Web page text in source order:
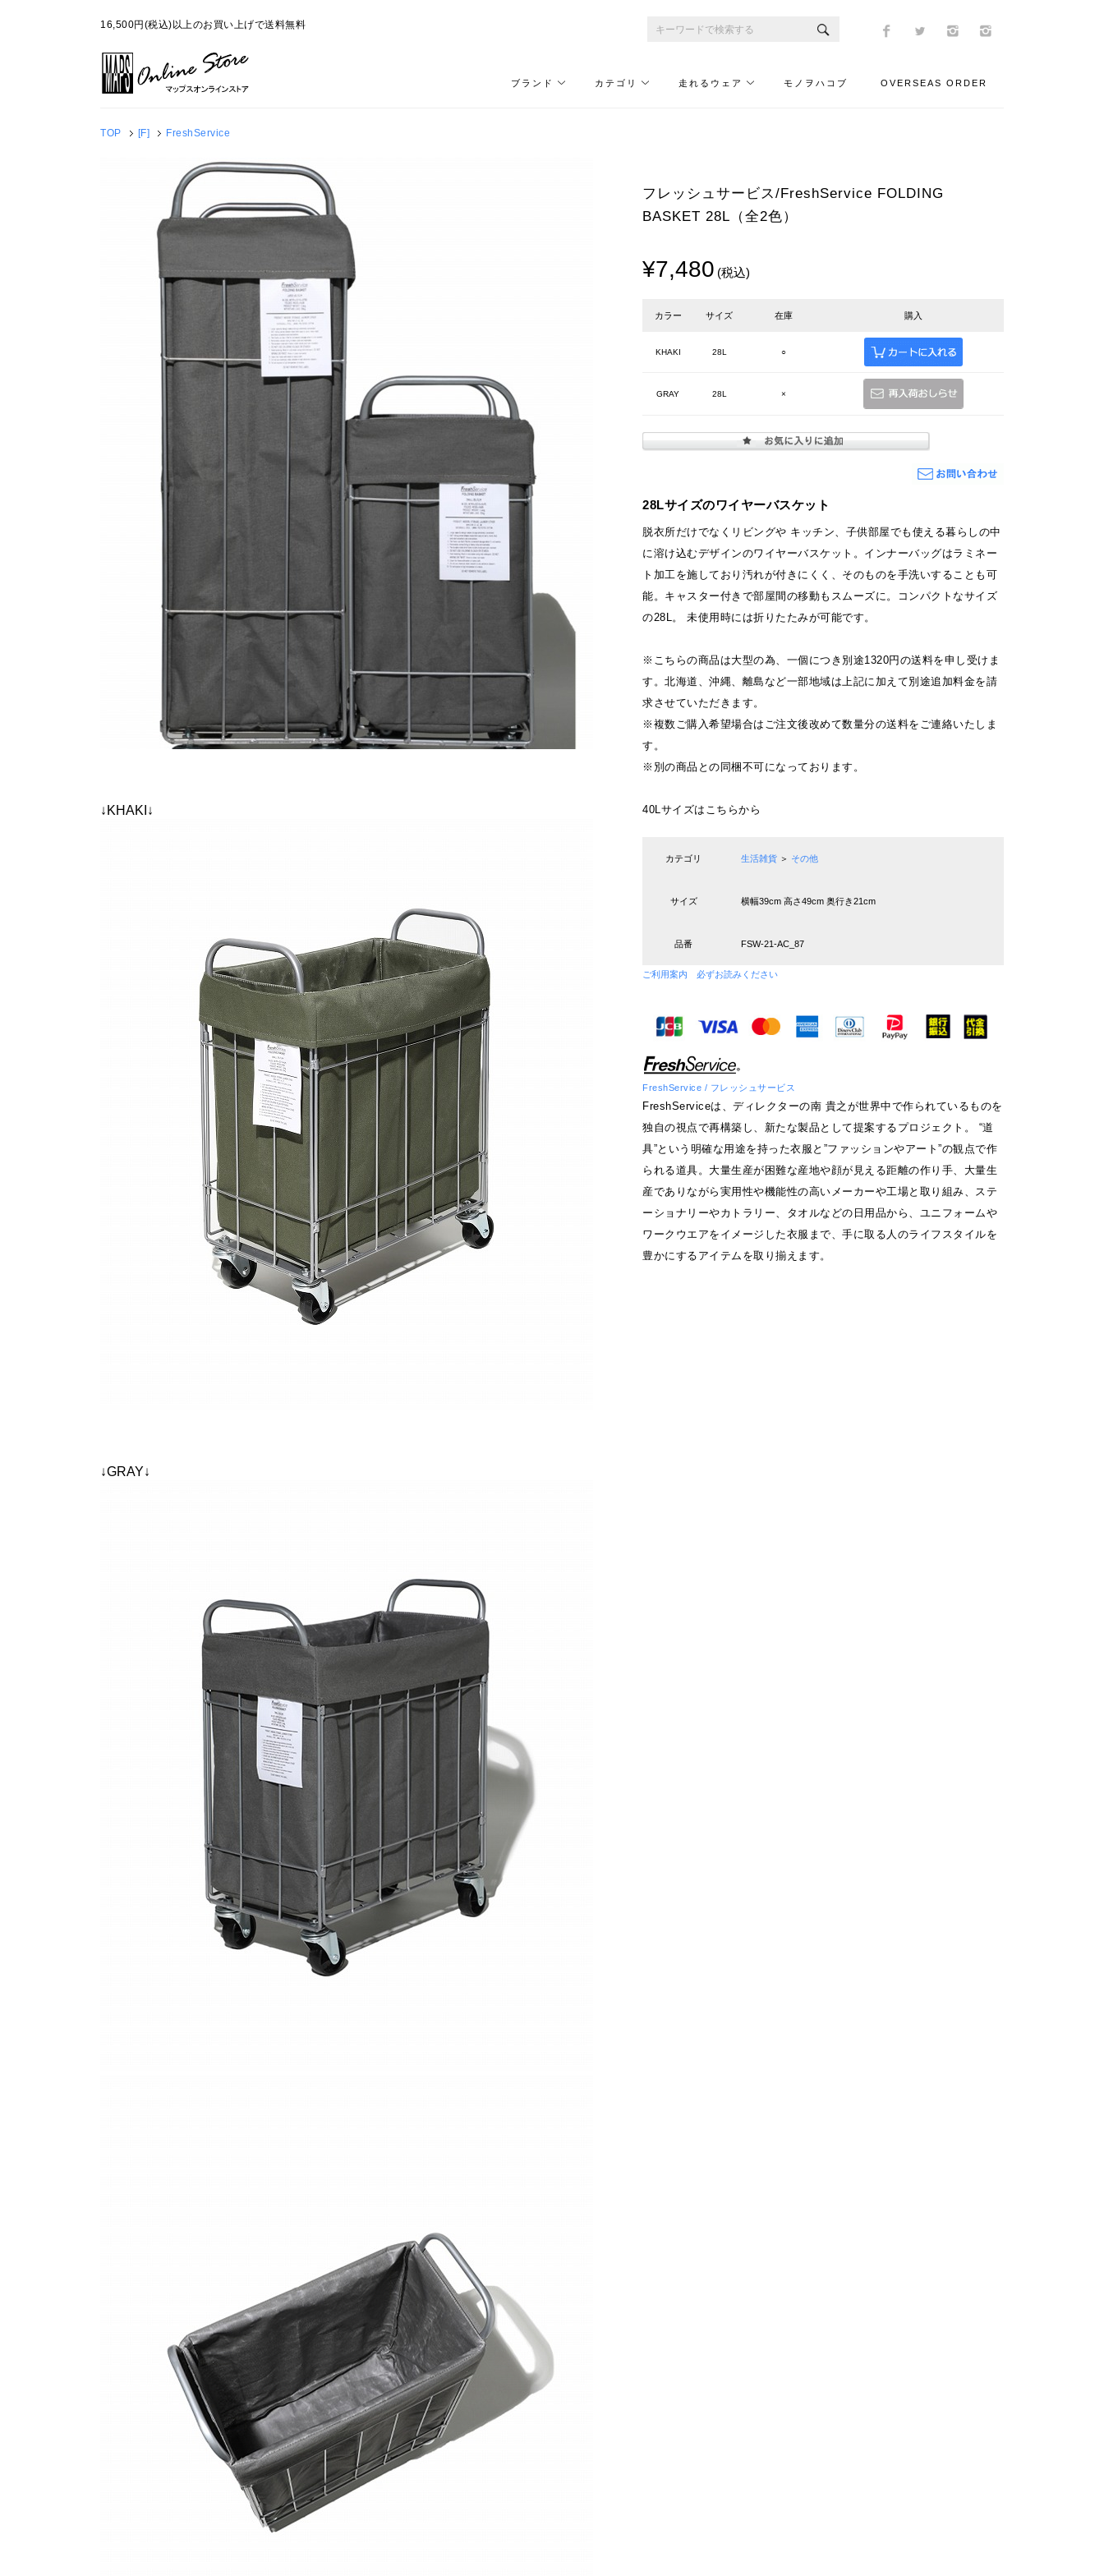
16,500円(税込)以上のお買い上げで送料無料
ブランド カテゴリ 走れるウェア モノヲハコブ OVERSEAS ORDER
TOP [F] FreshService
↓KHAKI↓
↓GRAY↓
フレッシュサービス/FreshService FOLDING
BASKET 28L（全2色）
¥7,480 (税込)
カラー サイズ 在庫 購入
KHAKI 28L ○
GRAY 28L ×
28Lサイズのワイヤーバスケット
脱衣所だけでなくリビングや キッチン、子供部屋でも使える暮らしの中
に溶け込むデザインのワイヤーバスケット。インナーバッグはラミネー
ト加工を施しており汚れが付きにくく、そのものを手洗いすることも可
能。キャスター付きで部屋間の移動もスムーズに。コンパクトなサイズ
の28L。 未使用時には折りたたみが可能です。
※こちらの商品は大型の為、一個につき別途1320円の送料を申し受けま
す。北海道、沖縄、離島など一部地域は上記に加えて別途追加料金を請
求させていただきます。
※複数ご購入希望場合はご注文後改めて数量分の送料をご連絡いたしま
す。
※別の商品との同梱不可になっております。
40Lサイズはこちらから
カテゴリ 生活雑貨 ＞ その他
サイズ 横幅39cm 高さ49cm 奥行き21cm
品番 FSW-21-AC_87
ご利用案内 必ずお読みください
FreshService / フレッシュサービス
FreshServiceは、ディレクターの南 貴之が世界中で作られているものを
独自の視点で再構築し、新たな製品として提案するプロジェクト。 “道
具”という明確な用途を持った衣服と”ファッションやアート”の観点で作
られる道具。大量生産が困難な産地や顔が見える距離の作り手、大量生
産でありながら実用性や機能性の高いメーカーや工場と取り組み、ステ
ーショナリーやカトラリー、タオルなどの日用品から、ユニフォームや
ワークウエアをイメージした衣服まで、手に取る人のライフスタイルを
豊かにするアイテムを取り揃えます。